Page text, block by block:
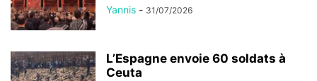
Yannis - 31/07/2026
L’Espagne envoie 60 soldats à
Ceuta